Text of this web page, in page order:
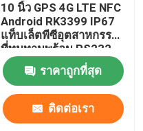
10 นิ้ว GPS 4G LTE NFC
Android RK3399 IP67
แท็บเล็ตพีซีอุตสาหกรรม
ที่ทนทานพร้อม RS232
COM
ราคาถูกที่สุด
ติดต่อเรา